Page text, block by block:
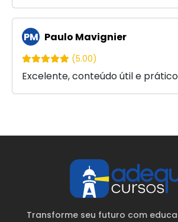
PM Paulo Mavignier
(5.00)
Excelente, conteúdo útil e
Transforme seu futuro com